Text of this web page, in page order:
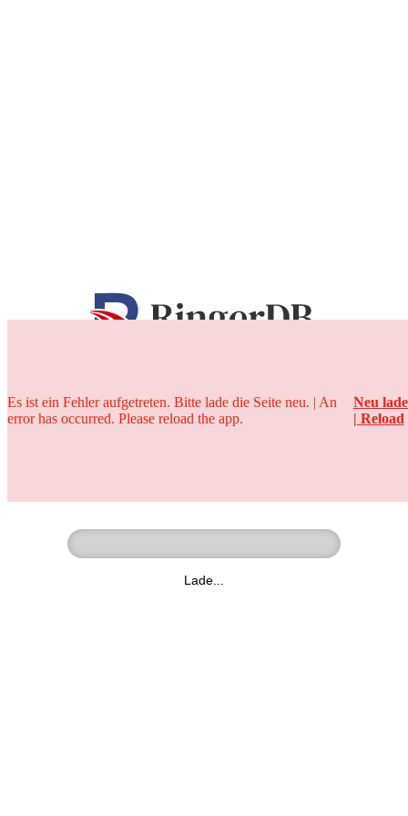
25 Jahre
Lade...
Es ist ein Fehler aufgetreten. Bitte lade die Seite neu. | An
error has occurred. Please reload the app.
Neu
| Reload